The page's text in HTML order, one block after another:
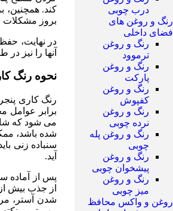
درب چوبی
رنگ و روغن های
فضای داخلی
رنگ و روغن
ترموود
رنگ و روغن
پارکت
رنگ و روغن
کفپوش
رنگ و روغن
نرده چوبی
رنگ و روغن پله
چوبی
رنگ و روغن
پیشخوان چوبی
رنگ و روغن
میز چوبی
روغن و واکس محافظ
کند. همچنین،
بروز مشکلات
در نهایت،
آنها را نیز
نحوه رنگ
رنگ کاری
برابر عوامل
می شود که
شده باشد،
سنباده زنی
آید.
پس از آماده
از جذب بیش
شدن آستر،